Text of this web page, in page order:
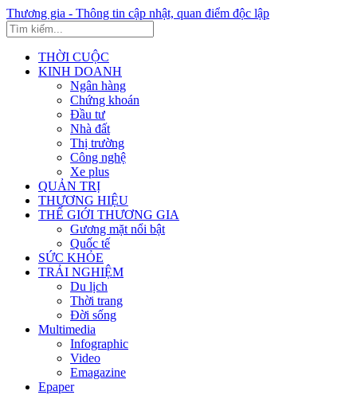
Thương gia - Thông tin cập nhật, quan điểm độc lập
THỜI CUỘC
KINH DOANH
Ngân hàng
Chứng khoán
Đầu tư
Nhà đất
Thị trường
Công nghệ
Xe plus
QUẢN TRỊ
THƯƠNG HIỆU
THẾ GIỚI THƯƠNG GIA
Gương mặt nổi bật
Quốc tế
SỨC KHỎE
TRẢI NGHIỆM
Du lịch
Thời trang
Đời sống
Multimedia
Infographic
Video
Emagazine
Epaper